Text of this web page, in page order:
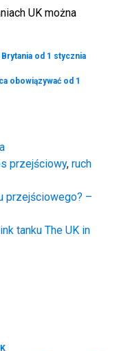
UK można
od 1 stycznia
obowiązywać od 1
przejściowy,ruch
przejściowego? –
tanku The UK in